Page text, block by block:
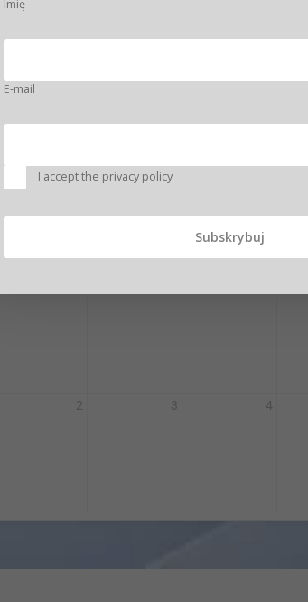
19 20
11:00
21
2 3 4
Imię
E-mail
I accept the privacy policy